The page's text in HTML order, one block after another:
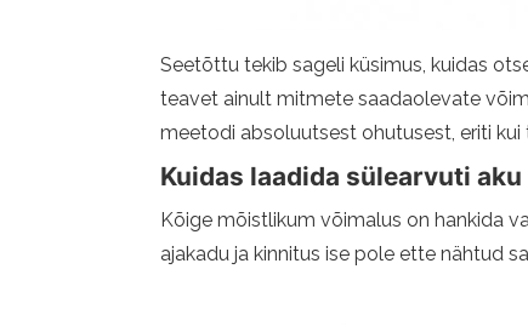
Seetõttu tekib sageli küsimus, kuidas
teavet ainult mitmete saadaolevate
meetodi absoluutsest ohutusest, eriti kui
Kuidas laadida sülearvuti
Kõige mõistlikum võimalus on hankida
ajakadu ja kinnitus ise pole ette nähtud